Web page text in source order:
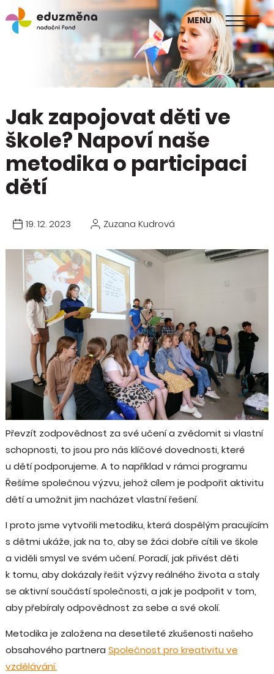
MENU
škol
Publikace Mapa změny
Jak zapojovat děti ve
škole? Napoví naše
metodika o participaci
dětí
19. 12. 2023 Zuzana Kudrová
Převzít zodpovědnost za své učení a zvědomit si vlastní
schopnosti, to jsou pro nás klíčové dovednosti, které
u dětí podporujeme. A to například v rámci programu
Řešíme společnou výzvu, jehož cílem je podpořit aktivitu
dětí a umožnit jim nacházet vlastní řešení.
I proto jsme vytvořili metodiku, která dospělým pracujícím
s dětmi ukáže, jak na to, aby se žáci dobře cítili ve škole
a viděli smysl ve svém učení. Poradí, jak přivést děti
k tomu, aby dokázaly řešit výzvy reálného života a staly
se aktivní součástí společnosti, a jak je podpořit v tom,
aby přebíraly odpovědnost za sebe a své okolí.
Metodika je založena na desetileté zkušenosti našeho
obsahového partnera Společnost pro kreativitu ve
vzdělávání.